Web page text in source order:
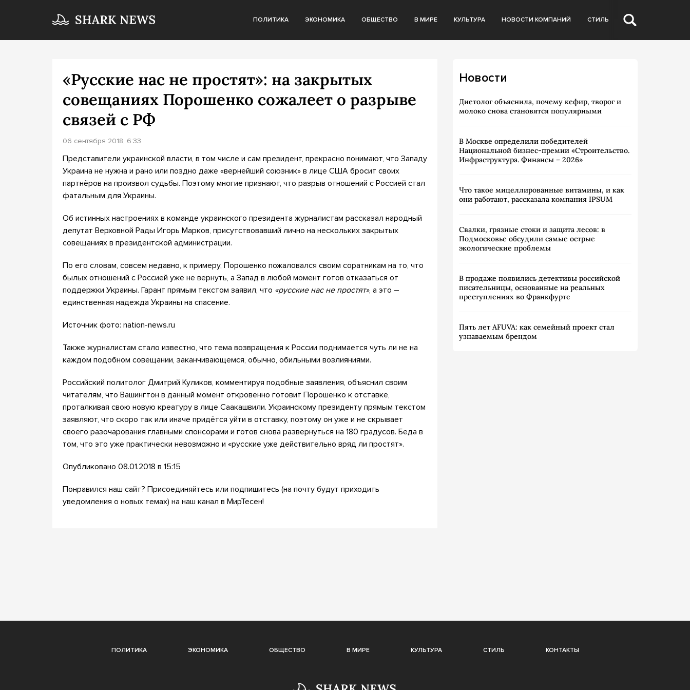
ПОЛИТИКА ЭКОНОМИКА ОБЩЕСТВО В МИРЕ КУЛЬТУРА НОВОСТИ КОМПАНИЙ СТИЛЬ
«Русские нас не простят»: на закрытых
совещаниях Порошенко сожалеет о разрыве
связей с РФ
06 сентября 2018, 6:33
Представители украинской власти, в том числе и сам президент, прекрасно понимают, что Западу
Украина не нужна и рано или поздно даже «вернейший союзник» в лице США бросит своих
партнёров на произвол судьбы. Поэтому многие признают, что разрыв отношений с Россией стал
фатальным для Украины.
Об истинных настроениях в команде украинского президента журналистам рассказал народный
депутат Верховной Рады Игорь Марков, присутствовавший лично на нескольких закрытых
совещаниях в президентской администрации.
По его словам, совсем недавно, к примеру, Порошенко пожаловался своим соратникам на то, что
былых отношений с Россией уже не вернуть, а Запад в любой момент готов отказаться от
поддержки Украины. Гарант прямым текстом заявил, что «русские нас не простят», а это –
единственная надежда Украины на спасение.
Источник фото: nation-news.ru
Также журналистам стало известно, что тема возвращения к России поднимается чуть ли не на
каждом подобном совещании, заканчивающемся, обычно, обильными возлияниями.
Российский политолог Дмитрий Куликов, комментируя подобные заявления, объяснил своим
читателям, что Вашингтон в данный момент откровенно готовит Порошенко к отставке,
проталкивая свою новую креатуру в лице Саакашвили. Украинскому президенту прямым текстом
заявляют, что скоро так или иначе придётся уйти в отставку, поэтому он уже и не скрывает
своего разочарования главными спонсорами и готов снова развернуться на 180 градусов. Беда в
том, что это уже практически невозможно и «русские уже действительно вряд ли простят».
Опубликовано 08.01.2018 в 15:15
Понравился наш сайт? Присоединяйтесь или подпишитесь (на почту будут приходить
уведомления о новых темах) на наш канал в МирТесен!
Новости
Диетолог объяснила, почему кефир, творог и
молоко снова становятся популярными
В Москве определили победителей
Национальной бизнес-премии «Строительство.
Инфраструктура. Финансы – 2026»
Что такое мицеллированные витамины, и как
они работают, рассказала компания IPSUM
Свалки, грязные стоки и защита лесов: в
Подмосковье обсудили самые острые
экологические проблемы
В продаже появились детективы российской
писательницы, основанные на реальных
преступлениях во Франкфурте
Пять лет AFUVA: как семейный проект стал
узнаваемым брендом
ПОЛИТИКА ЭКОНОМИКА ОБЩЕСТВО В МИРЕ КУЛЬТУРА СТИЛЬ КОНТАКТЫ